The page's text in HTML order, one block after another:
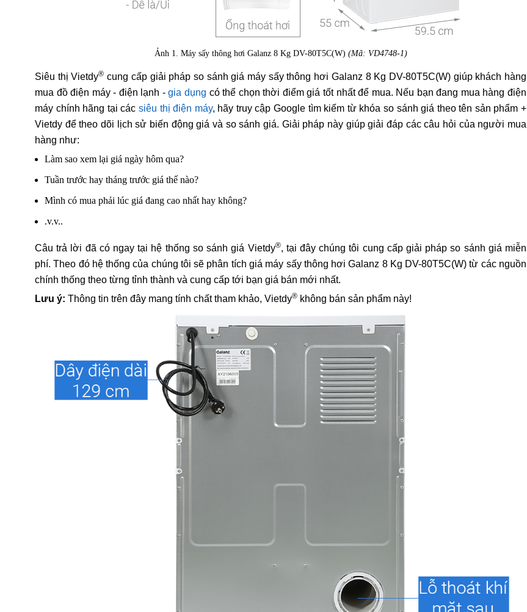
Ảnh 1. Máy sấy thông hơi Galanz 8 Kg DV-80T5C(W) (Mã: VD4748-1)
Siêu thị Vietdy® cung cấp giải pháp so sánh giá máy sấy thông hơi Galanz 8 Kg DV-80T5C(W) giúp khách hàng
mua đồ điện máy - điện lạnh -gia dụng có thể chọn thời điểm giá tốt nhất để mua. Nếu bạn đang mua hàng điện
máy chính hãng tại các siêu thị điện máy, hãy truy cập Google tìm kiếm từ khóa so sánh giá theo tên sản phẩm +
Vietdy để theo dõi lịch sử biến động giá và so sánh giá. Giải pháp này giúp giải đáp các câu hỏi của người mua
hàng như:
Làm sao xem lại giá ngày hôm qua?
Tuần trước hay tháng trước giá thế nào?
Mình có mua phải lúc giá đang cao nhất hay không?
.v.v..
Câu trả lời đã có ngay tại hệ thống so sánh giá Vietdy®, tại đây chúng tôi cung cấp giải pháp so sánh giá miễn
phí. Theo đó hệ thống của chúng tôi sẽ phân tích giá máy sấy thông hơi Galanz 8 Kg DV-80T5C(W) từ các nguồn
chính thống theo từng tỉnh thành và cung cấp tới bạn giá bán mới nhất.
Lưu ý: Thông tin trên đây mang tính chất tham khảo, Vietdy® không bán sản phẩm này!